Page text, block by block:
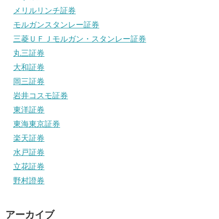
メリルリンチ証券
モルガンスタンレー証券
三菱ＵＦＪモルガン・スタンレー証券
丸三証券
大和証券
岡三証券
岩井コスモ証券
東洋証券
東海東京証券
楽天証券
水戸証券
立花証券
野村證券
アーカイブ